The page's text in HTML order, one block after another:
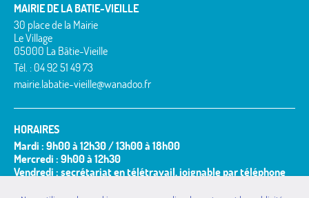
MAIRIE DE LA BATIE-VIEILLE
30 place de la Mairie
Le Village
05000 La Bâtie-Vieille
Tél. : 04 92 51 49 73
mairie.labatie-vieille@wanadoo.fr
HORAIRES
Mardi : 9h00 à 12h30 / 13h00 à 18h00
Mercredi : 9h00 à 12h30
Vendredi : secrétariat en télétravail, joignable par téléphone